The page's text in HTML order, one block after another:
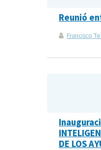
Reunió
Francisco
DE LOS